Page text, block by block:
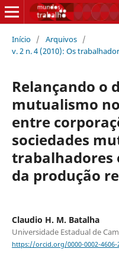
Início / Arquivos /
v. 2 n. 4 (2010): Os
Relançando o
mutualismo
entre
sociedades
trabalhadores
da produção
Claudio H. M. Batalha
Universidade Estadual de
https://orcid.org/0000-0002-4606-